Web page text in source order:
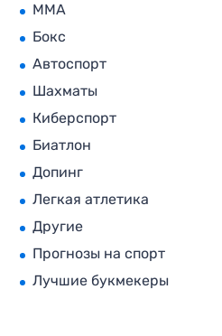
MMA
Бокс
Автоспорт
Шахматы
Киберспорт
Биатлон
Допинг
Легкая атлетика
Другие
Прогнозы на спорт
Лучшие букмекеры